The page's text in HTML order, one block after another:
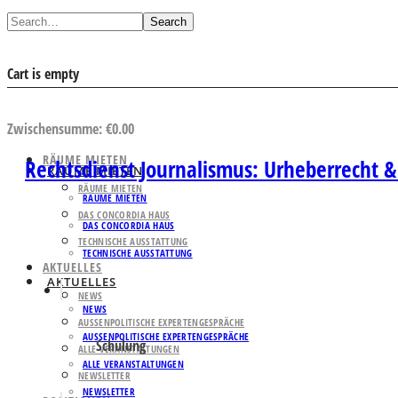
Search
Cart is empty
Zwischensumme:€0.00
RÄUME MIETEN
RÄUME MIETEN
DAS CONCORDIA HAUS
TECHNISCHE AUSSTATTUNG
AKTUELLES
NEWS
AUSSENPOLITISCHE EXPERTENGESPRÄCHE
ALLE VERANSTALTUNGEN
NEWSLETTER
RÄUME MIETEN
RÄUME MIETEN
DAS CONCORDIA HAUS
TECHNISCHE AUSSTATTUNG
AKTUELLES
NEWS
AUSSENPOLITISCHE EXPERTENGESPRÄCHE
ALLE VERANSTALTUNGEN
NEWSLETTER
Rechtsdienst Journalismus: Urheberrecht
Schulung